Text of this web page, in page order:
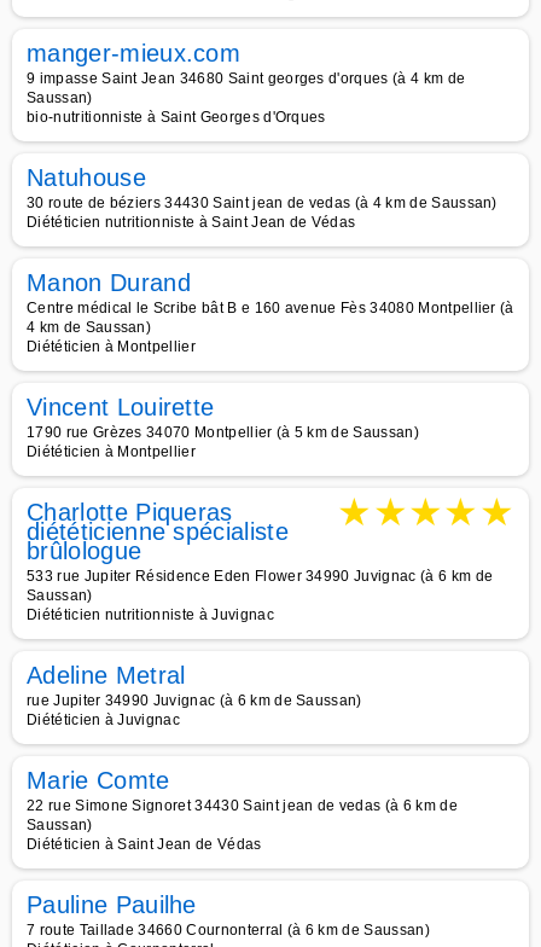
manger-mieux.com
9 impasse Saint Jean 34680 Saint georges d'orques (à 4 km de
Saussan)
bio-nutritionniste à Saint Georges d'Orques
Natuhouse
30 route de béziers 34430 Saint jean de vedas (à 4 km de Saussan)
Diététicien nutritionniste à Saint Jean de Védas
Manon Durand
Centre médical le Scribe bât B e 160 avenue Fès 34080 Montpellier (à
4 km de Saussan)
Diététicien à Montpellier
Vincent Louirette
1790 rue Grèzes 34070 Montpellier (à 5 km de Saussan)
Diététicien à Montpellier
Charlotte Piqueras
diététicienne spécialiste
brûlologue
★★★★★
533 rue Jupiter Résidence Eden Flower 34990 Juvignac (à 6 km de
Saussan)
Diététicien nutritionniste à Juvignac
Adeline Metral
rue Jupiter 34990 Juvignac (à 6 km de Saussan)
Diététicien à Juvignac
Marie Comte
22 rue Simone Signoret 34430 Saint jean de vedas (à 6 km de
Saussan)
Diététicien à Saint Jean de Védas
Pauline Pauilhe
7 route Taillade 34660 Cournonterral (à 6 km de Saussan)